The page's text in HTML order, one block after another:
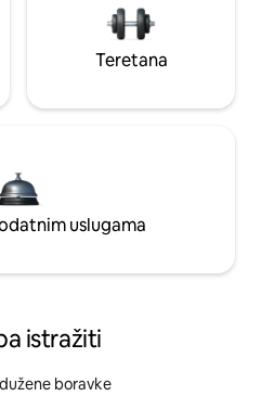
Teretana
uslugama
istražiti
boravke